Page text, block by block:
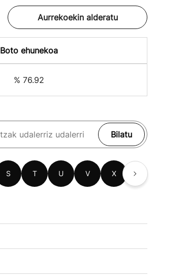
Aurrekoekin alderatu
Boto ehunekoa
% 76.92
Bilatu
S T U V X